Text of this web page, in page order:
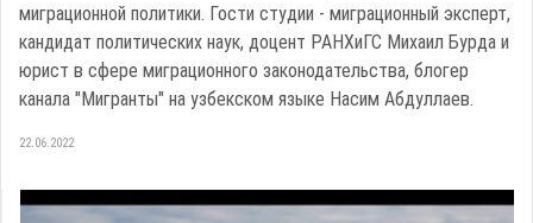
миграционной политики. Гости студии - миграционный эксперт,
кандидат политических наук, доцент РАНХиГС Михаил Бурда и
юрист в сфере миграционного законодательства, блогер
канала "Мигранты" на узбекском языке Насим Абдуллаев.
22.06.2022